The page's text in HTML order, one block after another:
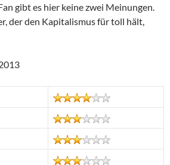
gibt es hier keine zwei Meinungen.
der den Kapitalismus für toll hält,